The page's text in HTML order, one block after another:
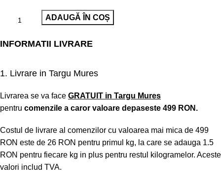
ADAUGĂ ÎN COȘ
INFORMATII LIVRARE
1. Livrare in Targu Mures
Livrarea se va face GRATUIT in Targu Mures
pentru comenzile a caror valoare depaseste 499 RON.
Costul de livrare al comenzilor cu valoarea mai mica de 499
RON este de 26 RON pentru primul kg, la care se adauga 1.5
RON pentru fiecare kg in plus pentru restul kilogramelor. Aceste
valori includ TVA.